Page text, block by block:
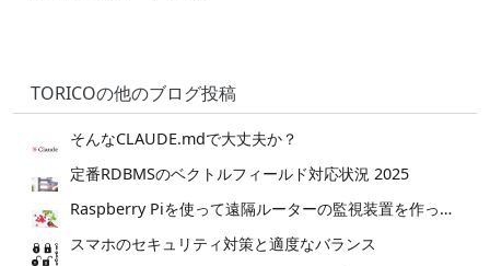
TORICOの他のブログ投稿
そんなCLAUDE.mdで大丈夫か？
定番RDBMSのベクトルフィールド対応状況 2025
Raspberry Piを使って遠隔ルーターの監視装置を作ってみた。
スマホのセキュリティ対策と適度なバランス